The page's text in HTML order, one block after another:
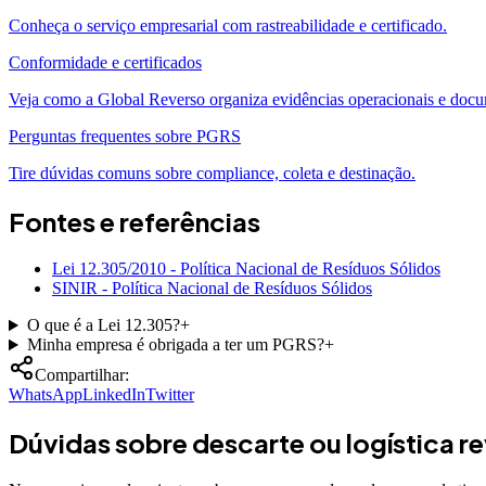
Conheça o serviço empresarial com rastreabilidade e certificado.
Conformidade e certificados
Veja como a Global Reverso organiza evidências operacionais e
Perguntas frequentes sobre PGRS
Tire dúvidas comuns sobre compliance, coleta e destinação.
Fontes e referências
Lei 12.305/2010 - Política Nacional de Resíduos Sólidos
SINIR - Política Nacional de Resíduos Sólidos
O que é a Lei 12.305?+
Minha empresa é obrigada a ter um PGRS?+
Compartilhar:
WhatsAppLinkedInTwitter
Dúvidas sobre descarte ou logística